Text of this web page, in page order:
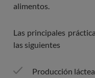
alimentos.
Las principales
las siguientes
Producción